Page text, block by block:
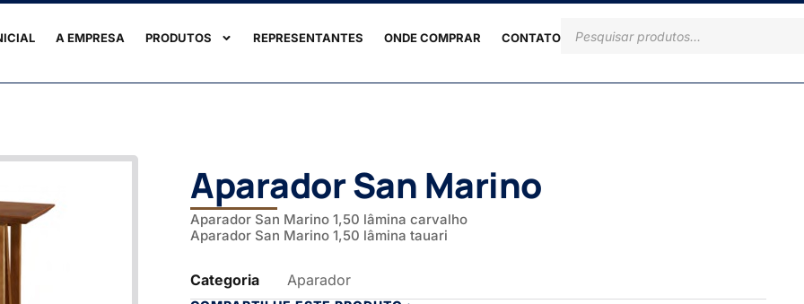
A EMPRESA PRODUTOS REPRESENTANTES ONDE COMPRAR CONTATO
Aparador San Marino
Aparador San Marino 1,50 lâmina carvalho
Aparador San Marino 1,50 lâmina tauari
Categoria Aparador